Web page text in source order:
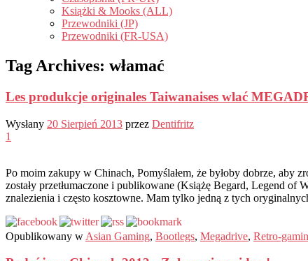
Książki & Mooks (ALL)
Przewodniki (JP)
Przewodniki (FR-USA)
Tag Archives: włamać
Les produkcje originales Taiwanaises wlać
Wysłany 20 Sierpień 2013 przez Dentifritz
1
Po moim zakupy w Chinach, Pomyślałem, że byłoby dobrze, aby
zostały przetłumaczone i publikowane (Książę Begard, Legend
znalezienia i często kosztowne. Mam tylko jedną z tych
Opublikowany w Asian Gaming, Bootlegs, Megadrive, Retro-